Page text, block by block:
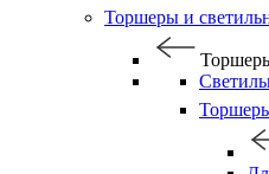
Торшеры и